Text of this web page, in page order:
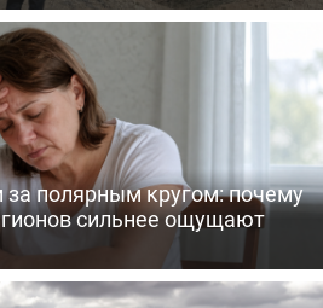
полярным кругом: почему
сильнее ощущают